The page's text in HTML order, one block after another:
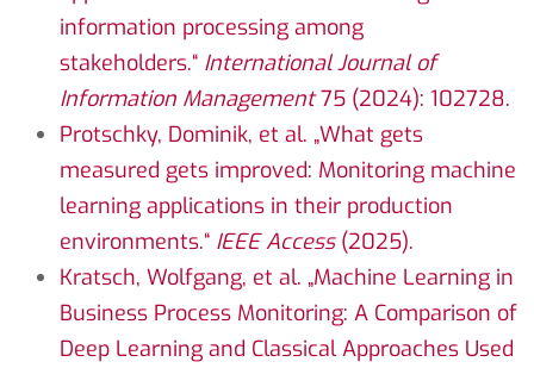
information processing among
stakeholders.“ International Journal of
Information Management75 (2024): 102728.
Protschky, Dominik, et al. „What gets
measured gets improved: Monitoring machine
learning applications in their production
environments.“ IEEE Access(2025).
Kratsch, Wolfgang, et al. „Machine Learning in
Business Process Monitoring: A Comparison of
Deep Learning and Classical Approaches Used